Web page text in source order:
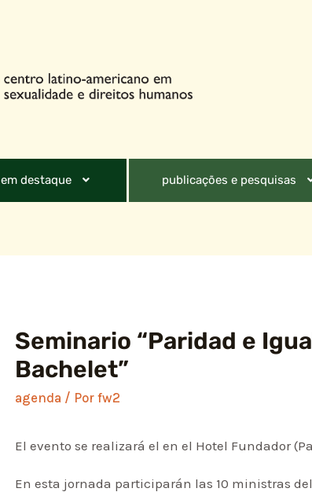
em destaque publicações e pesquisas
Seminario “Paridad e
Bachelet”
agenda / Porfw2
El evento se realizará el en el Hotel Fundador
En esta jornada participarán las 10 ministras